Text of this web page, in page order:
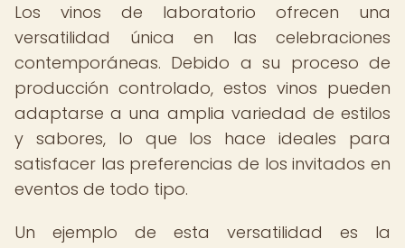
Los vinos de laboratorio ofrecen una
versatilidad única en las celebraciones
contemporáneas. Debido a su proceso de
producción controlado, estos vinos pueden
adaptarse a una amplia variedad de estilos
y sabores, lo que los hace ideales para
satisfacer las preferencias de los invitados en
eventos de todo tipo.
Un ejemplo de esta versatilidad es la